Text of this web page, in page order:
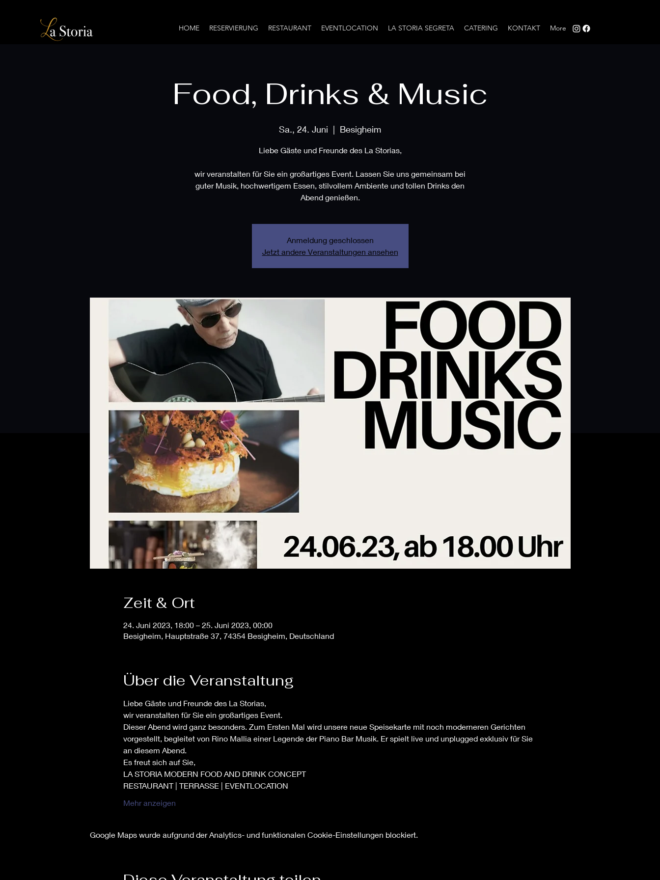
HOME RESERVIERUNG RESTAURANT EVENTLOCATION LA STORIA SEGRETA CATERING KONTAKT More
Food, Drinks & Music
Sa., 24. Juni
  |
Besigheim
Liebe Gäste und Freunde des La Storias,
wir veranstalten für Sie ein großartiges Event. Lassen Sie uns gemeinsam bei
guter Musik, hochwertigem Essen, stilvollem Ambiente und tollen Drinks den
Abend genießen.
Anmeldung geschlossen
Jetzt andere Veranstaltungen ansehen
Zeit & Ort
24. Juni 2023, 18:00 – 25. Juni 2023, 00:00
Besigheim, Hauptstraße 37, 74354 Besigheim, Deutschland
Über die Veranstaltung
Liebe Gäste und Freunde des La Storias,
wir veranstalten für Sie ein großartiges Event.
Dieser Abend wird ganz besonders. Zum Ersten Mal wird unsere neue Speisekarte mit noch moderneren Gerichten
vorgestellt, begleitet von Rino Mallia einer Legende der Piano Bar Musik. Er spielt live und unplugged exklusiv für Sie
an diesem Abend.
Es freut sich auf Sie,
LA STORIA MODERN FOOD AND DRINK CONCEPT
RESTAURANT | TERRASSE | EVENTLOCATION
Mehr anzeigen
Google Maps wurde aufgrund der Analytics- und funktionalen Cookie-Einstellungen blockiert.